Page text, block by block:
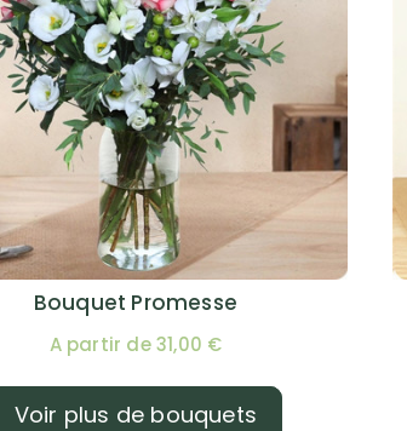
Bouquet Promesse
A partir de 31,00 €
Voir plus de bouquets